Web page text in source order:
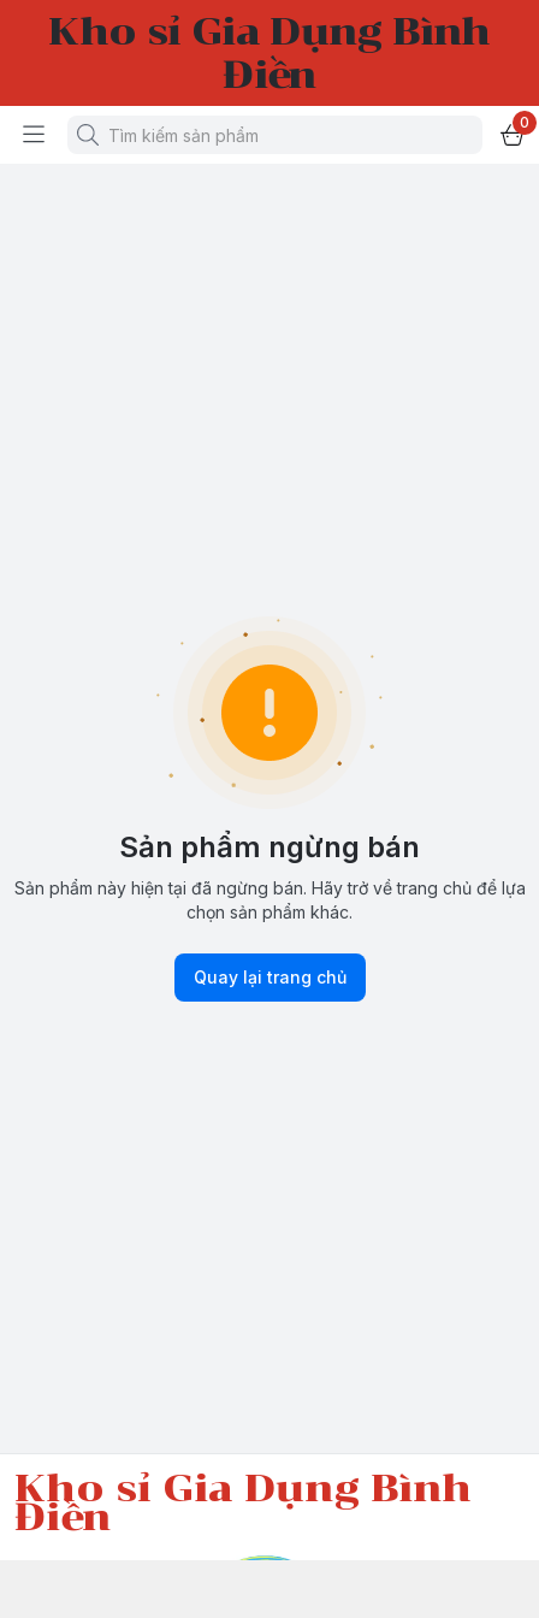
Kho sỉ Gia Dụng Bình
Điền
0
Sản phẩm ngừng bán
Sản phẩm này hiện tại đã ngừng bán. Hãy trở về trang chủ để lựa
chọn sản phẩm khác.
Quay lại trang chủ
Kho sỉ Gia Dụng Bình
Điền